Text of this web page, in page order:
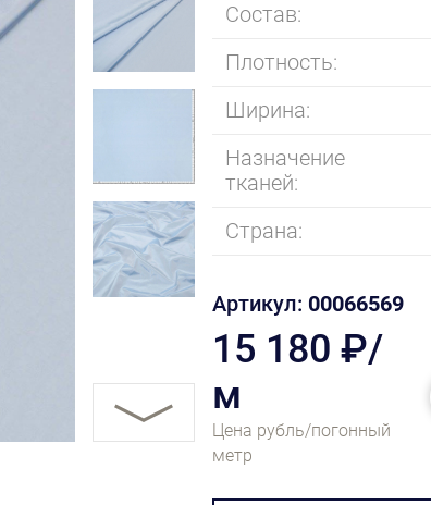
Состав:
Плотность:
Ширина:
Назначение
тканей:
Страна:
Артикул: 00066569
15 180 ₽/
м
Цена рубль/погонный
метр